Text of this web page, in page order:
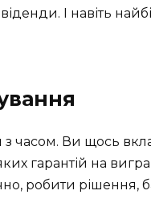
І навіть
з часом. Ви щось
гарантій на
робити рішення,